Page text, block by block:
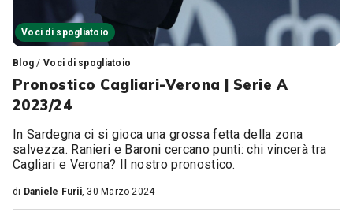
Voci di spogliatoio
Blog / Voci di spogliatoio
Pronostico Cagliari-Verona | Serie A
2023/24
In Sardegna ci si gioca una grossa fetta della zona
salvezza. Ranieri e Baroni cercano punti: chi vincerà tra
Cagliari e Verona? Il nostro pronostico.
di Daniele Furii, 30 Marzo 2024